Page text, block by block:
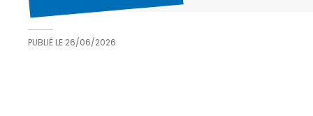
PUBLIÉ LE 26/06/2026